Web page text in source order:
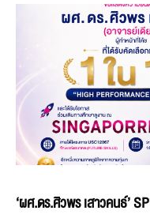
‘ผศ.ดร.ศิวพร เสาวคนธ์’